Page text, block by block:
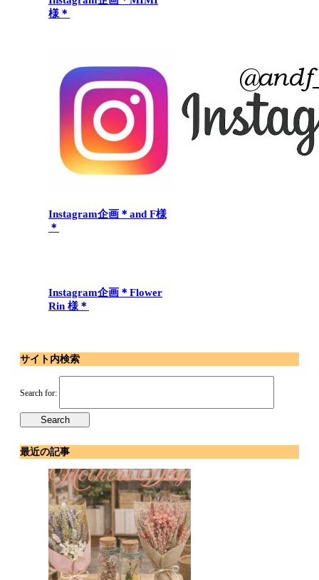
様＊
Instagram企画＊and F様
＊
Instagram企画＊Flower
Rin 様＊
サイト内検索
Search for:
最近の記事